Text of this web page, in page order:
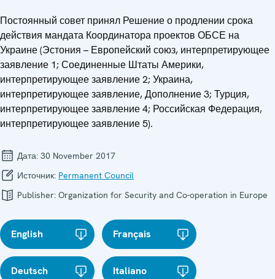
Постоянный совет принял Решение о продлении срока
действия мандата Координатора проектов ОБСЕ на
Украине (Эстония – Европейский союз, интерпретирующее
заявление 1; Соединенные Штаты Америки,
интерпретирующее заявление 2; Украина,
интерпретирующее заявление, Дополнение 3; Турция,
интерпретирующее заявление 4; Российская Федерация,
интерпретирующее заявление 5).
Дата: 30 November 2017
Источник: Permanent Council
Publisher: Organization for Security and Co-operation in Europe
English Français
Deutsch Italiano